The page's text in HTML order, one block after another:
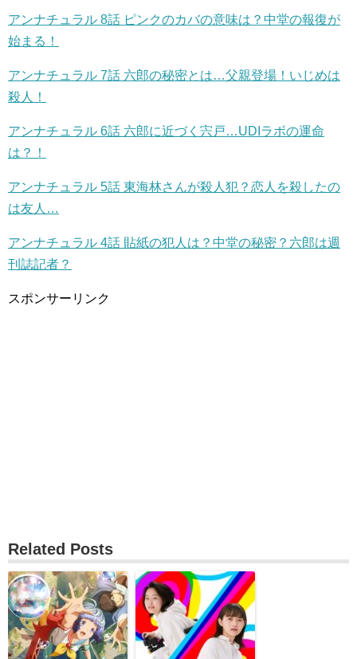
アンナチュラル 8話 ピンクのカバの意味は？中堂の報復が
始まる！
アンナチュラル 7話 六郎の秘密とは…父親登場！いじめは
殺人！
アンナチュラル 6話 六郎に近づく宍戸…UDIラボの運命
は？！
アンナチュラル 5話 東海林さんが殺人犯？恋人を殺したの
は友人…
アンナチュラル 4話 貼紙の犯人は？中堂の秘密？六郎は週
刊誌記者？
スポンサーリンク
Related Posts